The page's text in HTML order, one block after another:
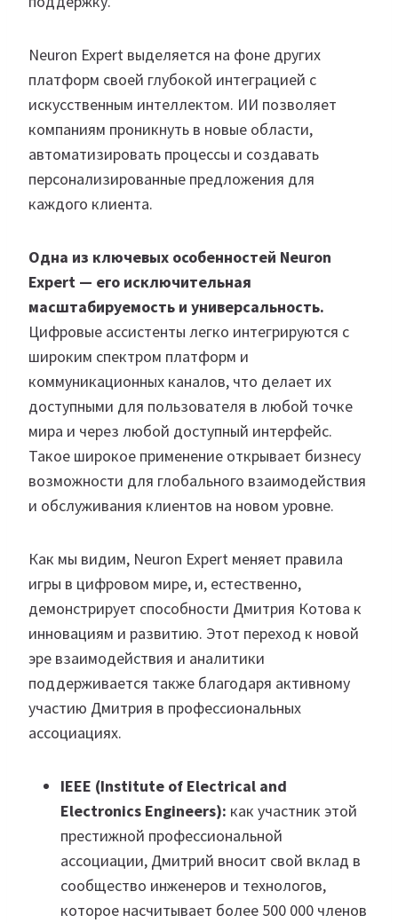
Neuron Expert выделяется на фоне других
платформ своей глубокой интеграцией с
искусственным интеллектом. ИИ позволяет
компаниям проникнуть в новые области,
автоматизировать процессы и создавать
персонализированные предложения для
каждого клиента.
Одна из ключевых особенностей Neuron
Expert — его исключительная
масштабируемость и универсальность.
Цифровые ассистенты легко интегрируются с
широким спектром платформ и
коммуникационных каналов, что делает их
доступными для пользователя в любой точке
мира и через любой доступный интерфейс.
Такое широкое применение открывает бизнесу
возможности для глобального взаимодействия
и обслуживания клиентов на новом уровне.
Как мы видим, Neuron Expert меняет правила
игры в цифровом мире, и, естественно,
демонстрирует способности Дмитрия Котова к
инновациям и развитию. Этот переход к новой
эре взаимодействия и аналитики
поддерживается также благодаря активному
участию Дмитрия в профессиональных
ассоциациях.
IEEE (Institute of Electrical and
Electronics Engineers): как участник этой
престижной профессиональной
ассоциации, Дмитрий вносит свой вклад в
сообщество инженеров и технологов,
которое насчитывает более 500 000 членов